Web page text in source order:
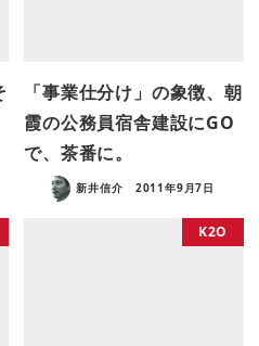
「事業仕分け」の象徴、朝
霞の公務員宿舎建設にGO
で、茶番に。
新井信介 2011年9月7日
K2O